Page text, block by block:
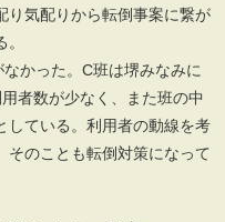
り気配りから転倒事案に繋が
かった。C班は堺みなみに
者数が少なく、また班の中
している。利用者の動線を考
そのことも転倒対策になって